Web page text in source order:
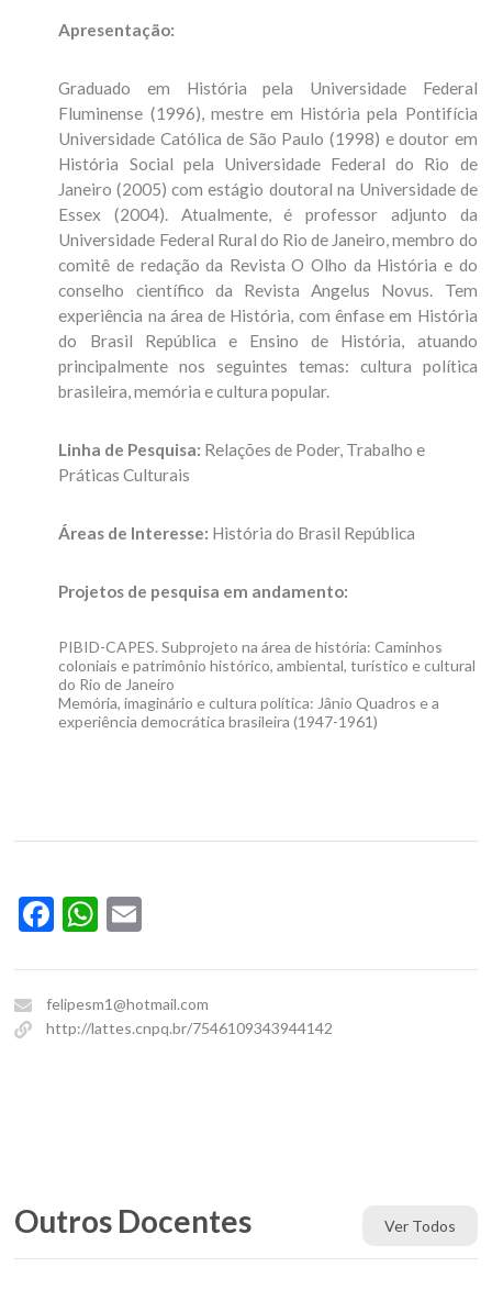
Apresentação:
Graduado em História pela Universidade Federal
Fluminense (1996), mestre em História pela Pontifícia
Universidade Católica de São Paulo (1998) e doutor em
História Social pela Universidade Federal do Rio de
Janeiro (2005) com estágio doutoral na Universidade de
Essex (2004). Atualmente, é professor adjunto da
Universidade Federal Rural do Rio de Janeiro, membro do
comitê de redação da Revista O Olho da História e do
conselho científico da Revista Angelus Novus. Tem
experiência na área de História, com ênfase em História
do Brasil República e Ensino de História, atuando
principalmente nos seguintes temas: cultura política
brasileira, memória e cultura popular.
Linha de Pesquisa: Relações de Poder, Trabalho e
Práticas Culturais
Áreas de Interesse: História do Brasil República
Projetos de pesquisa em andamento:
PIBID-CAPES. Subprojeto na área de história: Caminhos
coloniais e patrimônio histórico, ambiental, turístico e cultural
do Rio de Janeiro
Memória, imaginário e cultura política: Jânio Quadros e a
experiência democrática brasileira (1947-1961)
Facebook
WhatsApp
felipesm1@hotmail.com
http://lattes.cnpq.br/7546109343944142
Ver Todos
Outros Docentes